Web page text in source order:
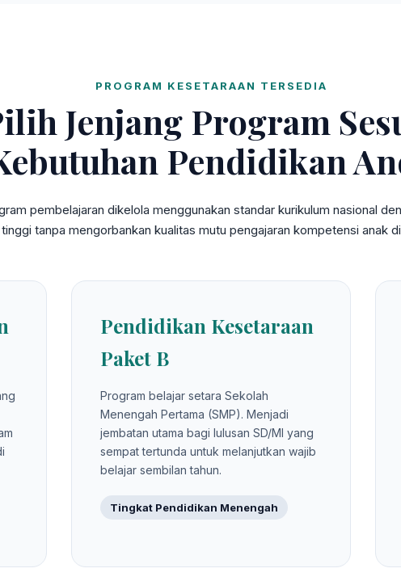
PROGRAM KESETARAAN TERSEDIA
Jenjang Program
Pendidikan
pembelajaran dikelola menggunakan standar kurikulum nasional
tinggi tanpa mengorbankan kualitas mutu pengajaran kompetensi anak
Pendidikan Kesetaraan
Paket B
Program belajar setara Sekolah
Menengah Pertama (SMP). Menjadi
jembatan utama bagi lulusan SD/MI yang
sempat tertunda untuk melanjutkan wajib
belajar sembilan tahun.
Tingkat Pendidikan Menengah